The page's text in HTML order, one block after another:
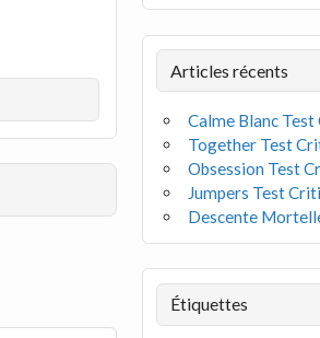
Articles récents
Calme Blanc
Together Test
Obsession Test
Jumpers Test
Descente
Étiquettes